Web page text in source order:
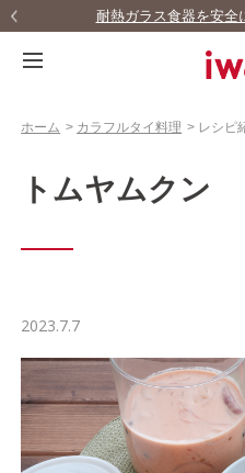
耐熱ガラス食器を安全
ホーム > カラフルタイ料理 > レシピ
トムヤムクン
2023.7.7